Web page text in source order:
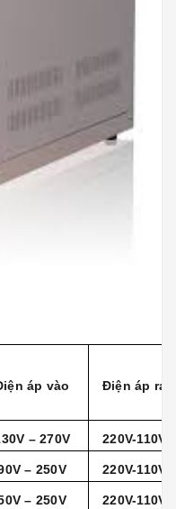
áp vào Điện áp ra
– 270V 220V-110V
– 250V 220V-110V
– 250V 220V-110V